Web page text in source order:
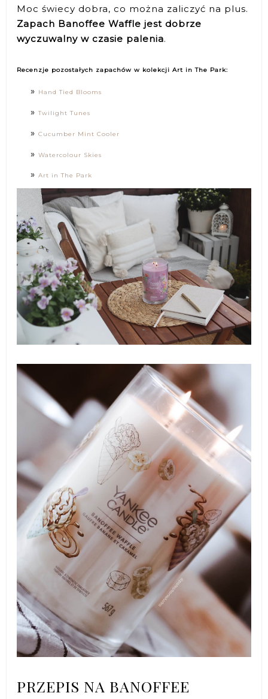
Moc świecy dobra, co można zaliczyć na plus.
Zapach Banoffee Waffle jest dobrze
wyczuwalny w czasie palenia.
Recenzje pozostałych zapachów w kolekcji Art in The Park:
Hand Tied Blooms
Twilight Tunes
Cucumber Mint Cooler
Watercolour Skies
Art in The Park
PRZEPIS NA BANOFFEE